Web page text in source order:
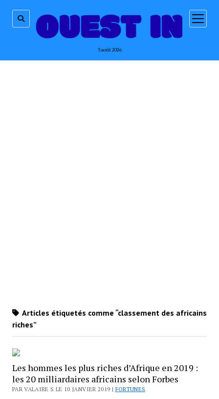
3 août 2026
ouvrir
menu
Articles étiquetés comme “classement des africains
riches”
Les hommes les plus riches d’Afrique en 2019 :
les 20 milliardaires africains selon Forbes
PAR VALAIRE S LE 10 JANVIER 2019 | FORTUNES